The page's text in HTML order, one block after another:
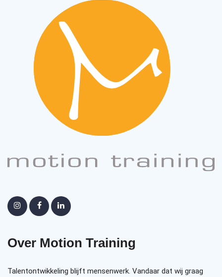
Over Motion Training
Talentontwikkeling blijft mensenwerk. Vandaar dat wij graag